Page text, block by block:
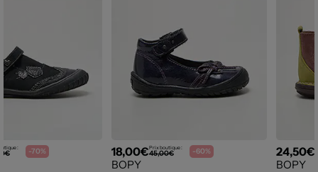
: -70% 18,00€Prix boutique :
45,00€ -60%
BOPY
24,50€
BOPY